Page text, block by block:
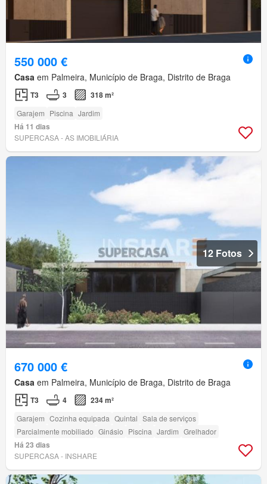
550 000 €
Casa em Palmeira, Município de Braga, Distrito de Braga
T3 3 318 m²
Garajem Piscina Jardim
Há 11 dias
SUPERCASA - AS IMOBILIÁRIA
12 Fotos
670 000 €
Casa em Palmeira, Município de Braga, Distrito de Braga
T3 4 234 m²
Garajem Cozinha equipada Quintal Sala de serviços
Parcialmente mobiliado Ginásio Piscina Jardim Grelhador
Há 23 dias
SUPERCASA - INSHARE